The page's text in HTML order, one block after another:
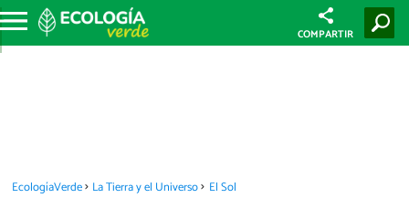
COMPARTIR
EcologíaVerde La Tierra y el Universo El Sol